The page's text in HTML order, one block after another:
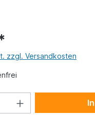
zzgl. Versandkosten